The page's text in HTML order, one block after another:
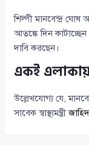
শিল্পী মানবেন্দ্র
আতঙ্কে দিন কাটাচ্ছেন
দাবি করছেন।
একই এলাকায়
উল্লেখযোগ্য যে,
সাবেক স্বাস্থ্যমন্ত্রী